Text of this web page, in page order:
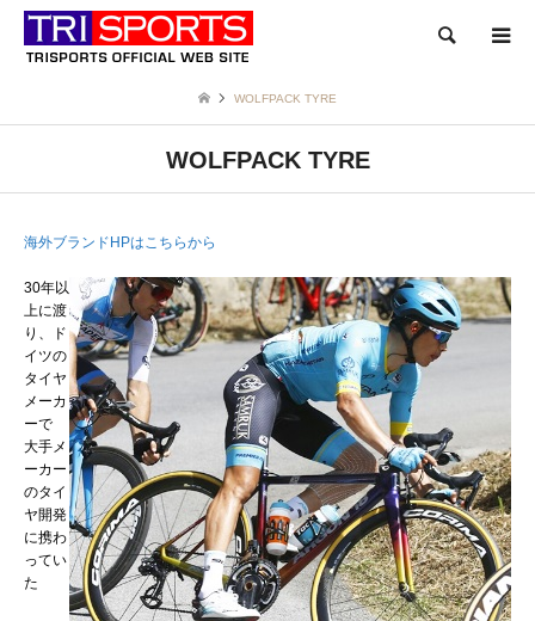
検索
WOLFPACK TYRE
WOLFPACK TYRE
海外ブランドHPはこちらから
30年以
上に渡
り、ド
イツの
タイヤ
メーカ
ーで
大手メ
ーカー
のタイ
ヤ開発
に携わ
ってい
た